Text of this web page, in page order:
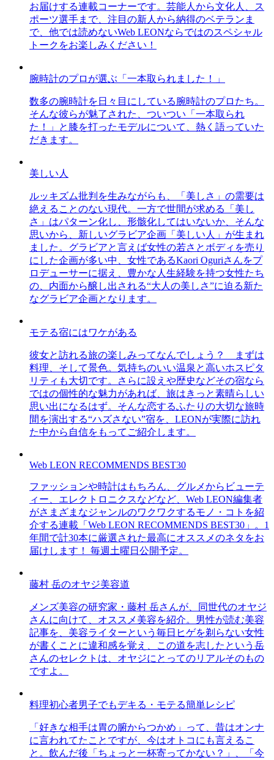
お届けする連載コーナーです。芸能人から文化人、ス
ポーツ選手まで、注目の新人から納得のベテランま
で、他では読めないWeb LEONならではのスペシャル
トークをお楽しみください！
腕時計のプロが選ぶ「一本取られました！」
数多の腕時計を日々目にしている腕時計のプロたち。
そんな彼らが魅了された、ついつい「一本取られ
た！」と膝を打ったモデルについて、熱く語っていた
だきます。
美しい人
ルッキズム批判を生みながらも、「美しさ」の需要は
絶えることのない現代。一方で世間が求める「美し
さ」はパターン化し、形骸化してはいないか、そんな
思いから、新しいグラビア企画「美しい人」が生まれ
ました。グラビアと言えば女性の若さとボディを売り
にした企画が多い中、女性であるKaori Oguriさんをプ
ロデューサーに据え、豊かな人生経験を持つ女性たち
の、内面から醸し出される“大人の美しさ”に迫る新た
なグラビア企画となります。
モテる宿にはワケがある
彼女と訪れる旅の楽しみってなんでしょう？ まずは
料理、そして景色。気持ちのいい温泉と高いホスピタ
リティも大切です。さらに設えや歴史などその宿なら
ではの個性的な魅力があれば、旅はきっと素晴らしい
思い出になるはず。そんな恋するふたりの大切な旅時
間を演出する“ハズさない”宿を、LEONが実際に訪れ
た中から自信をもってご紹介します。
Web LEON RECOMMENDS BEST30
ファッションや時計はもちろん、グルメからビューテ
ィー、エレクトロニクスなどなど、Web LEON編集者
がさまざまなジャンルのワクワクするモノ・コトを紹
介する連載「Web LEON RECOMMENDS BEST30」。1
年間で計30本に厳選された最高にオススメのネタをお
届けします！ 毎週土曜日公開予定。
藤村 岳のオヤジ美容道
メンズ美容の研究家・藤村 岳さんが、同世代のオヤジ
さんに向けて、オススメ美容を紹介。男性が読む美容
記事を、美容ライターという毎日ヒゲを剃らない女性
が書くことに違和感を覚え、この道を志したという岳
さんのセレクトは、オヤジにとってのリアルそのもの
ですよ。
料理初心者男子でもデキる・モテる簡単レシピ
「好きな相手は胃の腑からつかめ」って、昔はオンナ
に言われてたことですが、今はオトコにも言えるこ
と。飲んだ後「ちょっと一杯寄ってかない？」、「今